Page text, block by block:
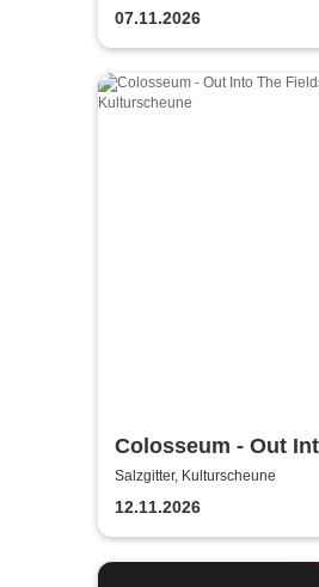
07.11.2026
Colosseum - Out
Fields
Salzgitter, Kulturscheune
12.11.2026